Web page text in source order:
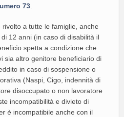
73.
a tutte le famiglie, anche
12 anni (in caso di disabilità il
spetta a condizione che
sia altro genitore beneficiario di
in caso di sospensione o
(Naspi, Cigo, indennità di
disoccupato o non lavoratore
incompatibilità e divieto di
è incompatibile anche con il